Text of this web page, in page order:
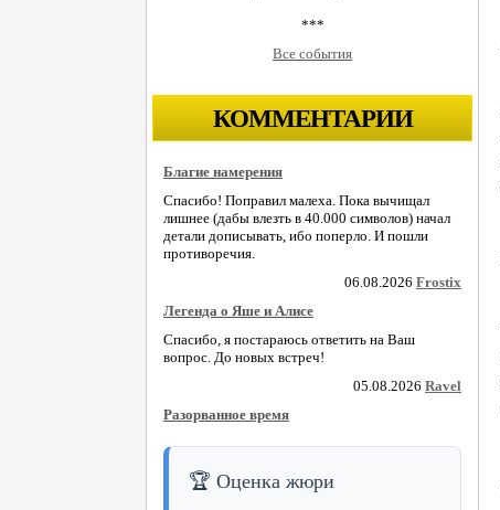
***
Все события
КОММЕНТАРИИ
Благие намерения
Спасибо! Поправил малеха. Пока вычищал
лишнее (дабы влезть в 40.000 символов) начал
детали дописывать, ибо поперло. И пошли
противоречия.
06.08.2026 Frostix
Легенда о Яше и Алисе
Спасибо, я постараюсь ответить на Ваш
вопрос. До новых встреч!
05.08.2026 Ravel
Разорванное время
🏆 Оценка жюри